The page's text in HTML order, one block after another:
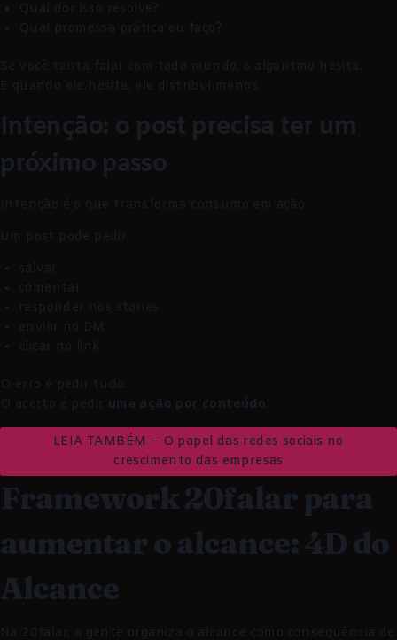
Qual dor isso resolve?
Qual promessa prática eu faço?
Se você tenta falar com todo mundo, o algoritmo hesita.
E quando ele hesita, ele distribui menos.
Intenção: o post precisa ter um
próximo passo
Intenção é o que transforma consumo em ação.
Um post pode pedir:
salvar
comentar
responder nos stories
enviar no DM
clicar no link
O erro é pedir tudo.
O acerto é pedir uma ação por conteúdo.
LEIA TAMBÉM – O papel das redes sociais no
crescimento das empresas
Framework 20falar para
aumentar o alcance: 4D do
Alcance
Na 20falar, a gente organiza o alcance como consequência de